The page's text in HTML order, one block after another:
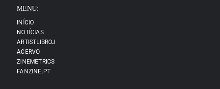
MENU:
INÍCIO
NOTÍCIAS
ARTISTLIBROJ
ACERVO
ZINEMETRICS
FANZINE.PT